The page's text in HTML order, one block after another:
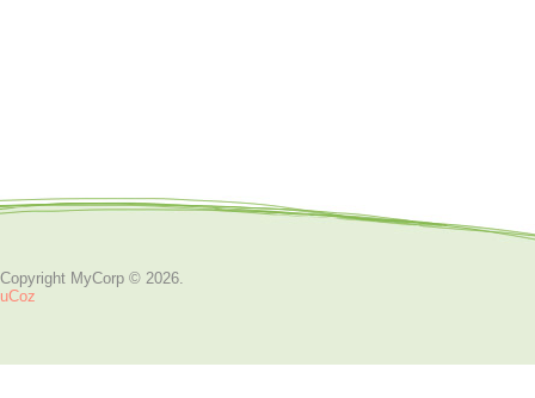
Copyright MyCorp © 2026.
uCoz